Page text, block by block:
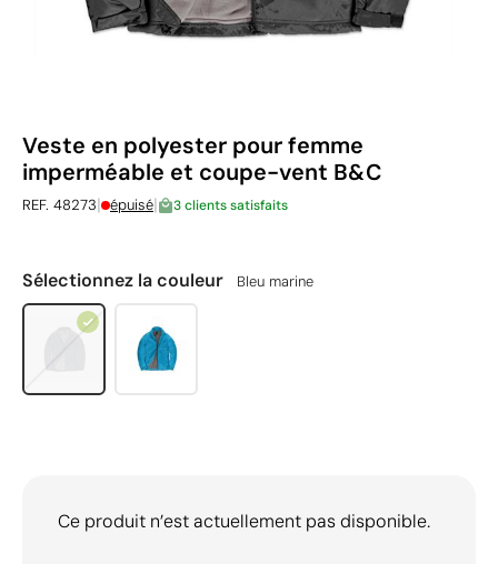
Veste en polyester pour femme
imperméable et coupe-vent B&C
REF. 48273| épuisé| 3 clients satisfaits
Sélectionnez la couleur Bleu marine
Ce produit n’est actuellement pas disponible.